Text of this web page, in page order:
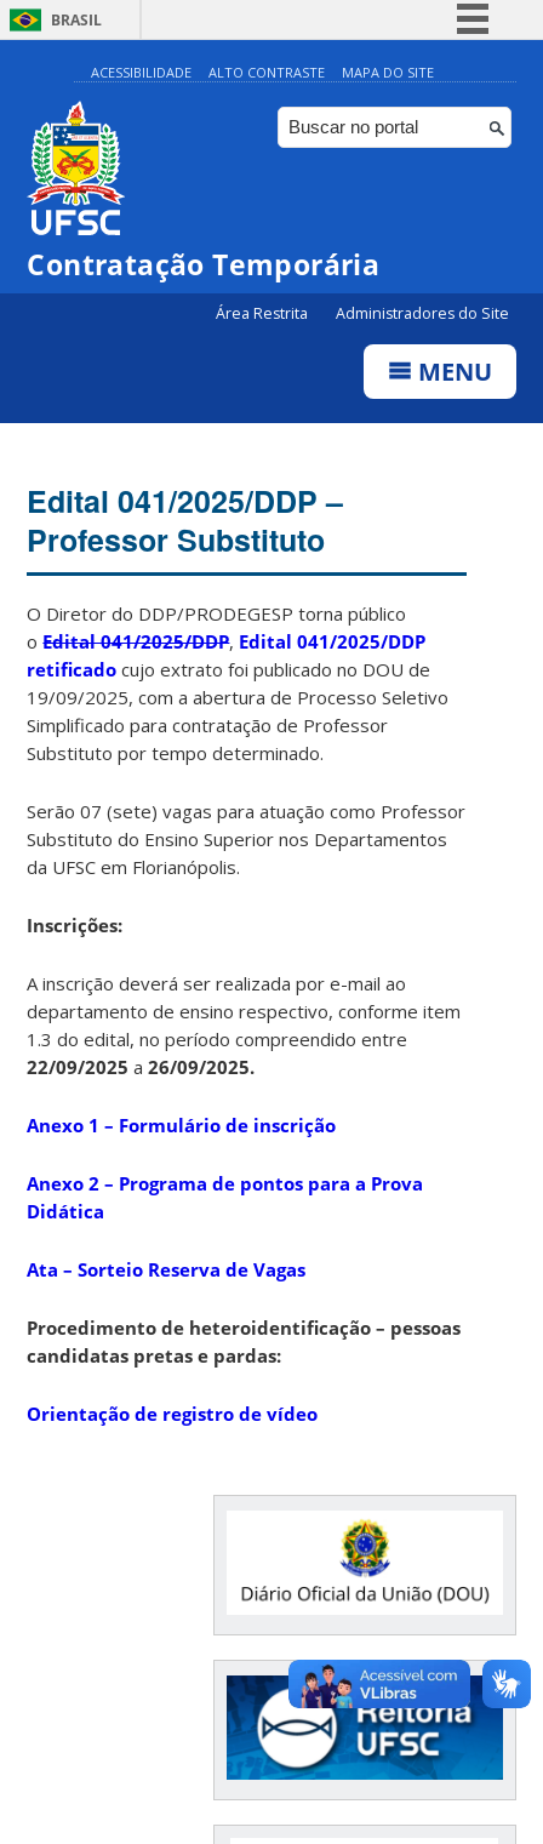
BRASIL
Simplifique!
Comunica BR
Participe
Canais
ACESSIBILIDADE ALTO CONTRASTE MAPA DO SITE
Contratação Temporária
Área Restrita Administradores do Site
MENU
Edital 041/2025/DDP –
Professor Substituto
O Diretor do DDP/PRODEGESP torna público
oEdital 041/2025/DDP, Edital 041/2025/DDP
retificado cujo extrato foi publicado no DOU de
19/09/2025, com a abertura de Processo Seletivo
Simplificado para contratação de Professor
Substituto por tempo determinado.
Serão 07 (sete) vagas para atuação como Professor
Substituto do Ensino Superior nos Departamentos
da UFSC em Florianópolis.
Inscrições:
A inscrição deverá ser realizada por e-mail ao
departamento de ensino respectivo, conforme item
1.3 do edital, no período compreendido entre
22/09/2025 a26/09/2025.
Anexo 1 – Formulário de inscrição
Anexo 2 – Programa de pontos para a Prova
Didática
Ata – Sorteio Reserva de Vagas
Procedimento de heteroidentificação – pessoas
candidatas pretas e pardas:
Orientação de registro de vídeo